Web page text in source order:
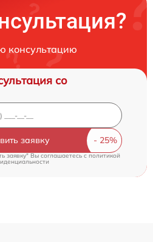
консультацию
со
заявку
заявку" Вы соглашаетесь c политикой